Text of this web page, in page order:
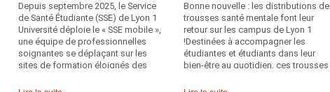
Depuis septembre 2025, le Service
de Santé Étudiante (SSE) de Lyon 1
Université déploie le « SSE mobile »,
une équipe de professionnelles
soignantes se déplaçant sur les
sites de formation éloignés des
proposer des consultations et des
Bonne nouvelle : les distributions de
trousses santé mentale font leur
retour sur les campus de Lyon 1
!Destinées à accompagner les
étudiantes et étudiants dans leur
bien-être au quotidien, ces trousses
ressources pour prendre soin de